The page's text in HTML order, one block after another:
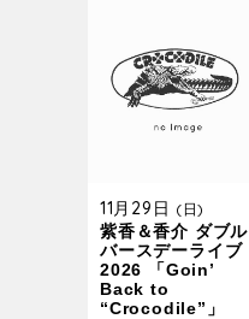
11月29日 (日)
紫香＆香介 ダブル
バースデーライブ
2026 「Goin’
Back to
“Crocodile”」